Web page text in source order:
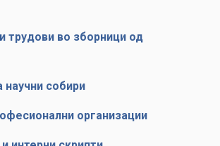
трудови во зборници од
научни собири
организации